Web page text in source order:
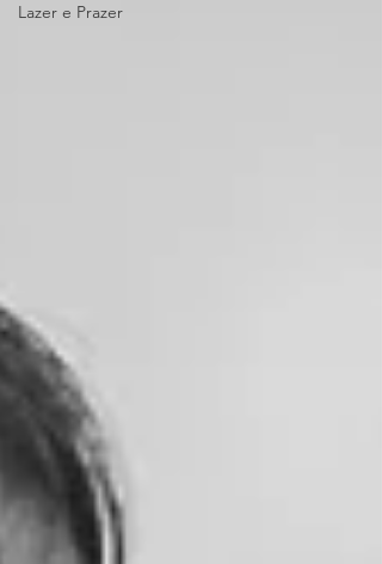
Lazer e Prazer